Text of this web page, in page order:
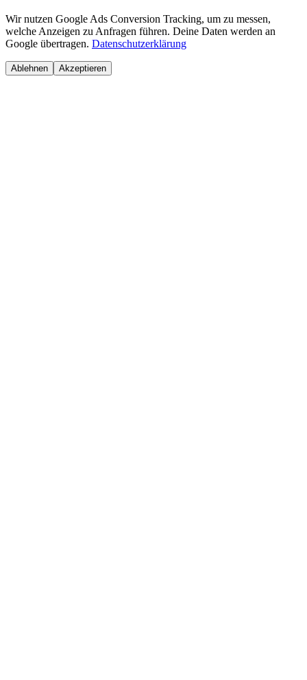
Wir nutzen Google Ads Conversion Tracking, um zu messen,
welche Anzeigen zu Anfragen führen. Deine Daten werden an
Google übertragen. Datenschutzerklärung
Ablehnen Akzeptieren